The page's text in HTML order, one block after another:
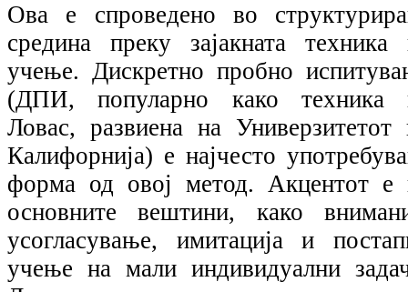
Ова е спроведено во
средина преку зајакната техника
учење. Дискретно пробно
(ДПИ, популарно како техника
Ловас, развиена на Универзитетот
Калифорнија) е најчесто
форма од овој метод. Акцентот е
основните вештини, како
усогласување, имитација и
учење на мали индивидуални